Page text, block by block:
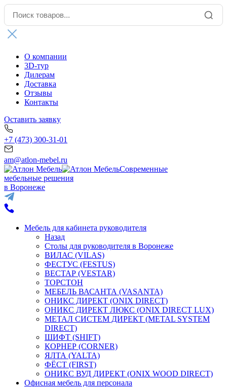
О компании
3D-тур
Дилерам
Доставка
Отзывы
Контакты
Оставить заявку
+7 (473) 300-31-01
am@atlon-mebel.ru
Современные
мебельные решения
в Воронеже
Мебель для кабинета руководителя
Назад
Столы для руководителя в Воронеже
ВИЛАС (VILAS)
ФЕСТУС (FESTUS)
ВЕСТАР (VESTAR)
ТОРСТОН
МЕБЕЛЬ ВАСАНТА (VASANTA)
ОНИКС ДИРЕКТ (ONIX DIRECT)
ОНИКС ДИРЕКТ ЛЮКС (ONIX DIRECT LUX)
МЕТАЛ СИСТЕМ ДИРЕКТ (METAL SYSTEM
DIRECT)
ШИФТ (SHIFT)
КОРНЕР (CORNER)
ЯЛТА (YALTA)
ФЁСТ (FIRST)
ОНИКС ВУД ДИРЕКТ (ONIX WOOD DIRECT)
Офисная мебель для персонала